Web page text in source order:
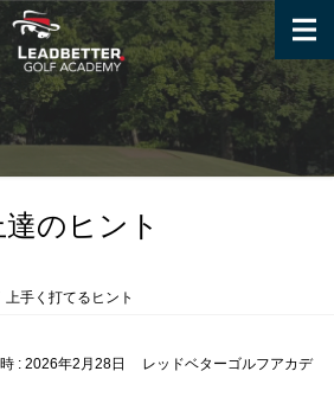
達のヒント
上手く打てるヒント
: 2026年2月28日
レッドベターゴルフアカデ